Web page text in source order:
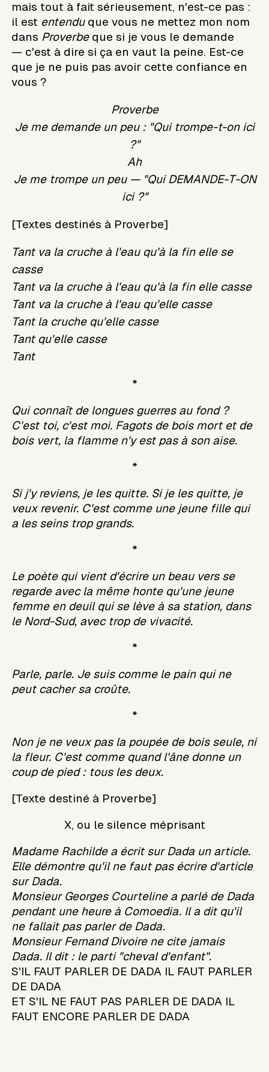
mais tout à fait sérieusement, n'est-ce pas :
il est entenduque vous ne mettez mon nom
dans Proverbeque si je vous le demande
— c'est à dire si ça en vaut la peine. Est-ce
que je ne puis pas avoir cette confiance en
vous ?
Proverbe
Je me demande un peu : "Qui trompe-t-on ici
?"
Ah
Je me trompe un peu — "Qui DEMANDE-T-ON
ici ?"
[Textes destinés à Proverbe]
Tant va la cruche à l'eau qu'à la fin elle se
casse
Tant va la cruche à l'eau qu'à la fin elle casse
Tant va la cruche à l'eau qu'elle casse
Tant la cruche qu'elle casse
Tant qu'elle casse
Tant
*
Qui connaît de longues guerres au fond ?
C'est toi, c'est moi. Fagots de bois mort et de
bois vert, la flamme n'y est pas à son aise.
*
Si j'y reviens, je les quitte. Si je les quitte, je
veux revenir. C'est comme une jeune fille qui
a les seins trop grands.
*
Le poète qui vient d'écrire un beau vers se
regarde avec la même honte qu'une jeune
femme en deuil qui se lève à sa station, dans
le Nord-Sud, avec trop de vivacité.
*
Parle, parle. Je suis comme le pain qui ne
peut cacher sa croûte.
*
Non je ne veux pas la poupée de bois seule, ni
la fleur. C'est comme quand l'âne donne un
coup de pied : tous les deux.
[Texte destiné à Proverbe]
X, ou le silence méprisant
Madame Rachilde a écrit sur Dada un article.
Elle démontre qu'il ne faut pas écrire d'article
sur Dada.
Monsieur Georges Courteline a parlé de Dada
pendant une heure à Comoedia. Il a dit qu'il
ne fallait pas parler de Dada.
Monsieur Fernand Divoire ne cite jamais
Dada. Il dit : le parti "cheval d'enfant".
S'IL FAUT PARLER DE DADA IL FAUT PARLER
DE DADA
ET S'IL NE FAUT PAS PARLER DE DADA IL
FAUT ENCORE PARLER DE DADA